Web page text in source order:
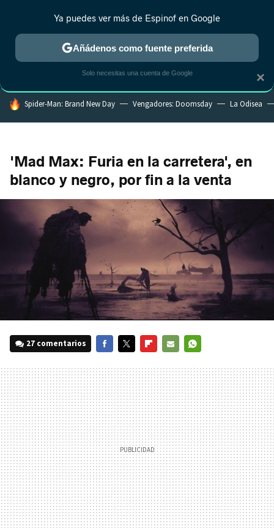
MENÚ NUEVO
ESTRENOS REALITY ANIME RANKINGS CINE
HOY SE HABLA DE
Spider-Man: Brand New Day Vengadores: Doomsday La Odisea
'Mad Max: Furia en la carretera', en
blanco y negro, por fin a la venta
27 comentarios
MAIL
×
Ya puedes ver más de Espinof en Google
Añádenos como fuente preferida
Solo necesitas una cuenta de Google